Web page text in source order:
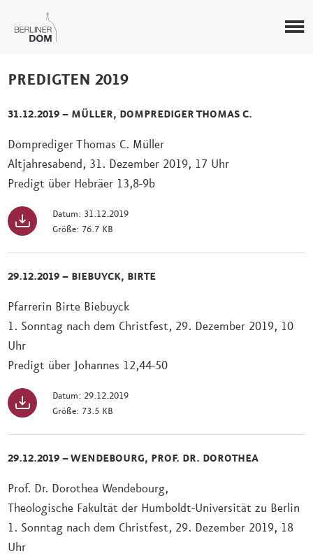
PREDIGTEN 2019
31.12.2019 – MÜLLER, DOMPREDIGER THOMAS C.
Domprediger Thomas C. Müller
Altjahresabend, 31. Dezember 2019, 17 Uhr
Predigt über Hebräer 13,8-9b
Datum: 31.12.2019
Größe: 76.7 KB
29.12.2019 – BIEBUYCK, BIRTE
Pfarrerin Birte Biebuyck
1. Sonntag nach dem Christfest, 29. Dezember 2019, 10
Uhr
Predigt über Johannes 12,44-50
Datum: 29.12.2019
Größe: 73.5 KB
29.12.2019 – WENDEBOURG, PROF. DR. DOROTHEA
Prof. Dr. Dorothea Wendebourg,
Theologische Fakultät der Humboldt-Universität zu Berlin
1. Sonntag nach dem Christfest, 29. Dezember 2019, 18
Uhr